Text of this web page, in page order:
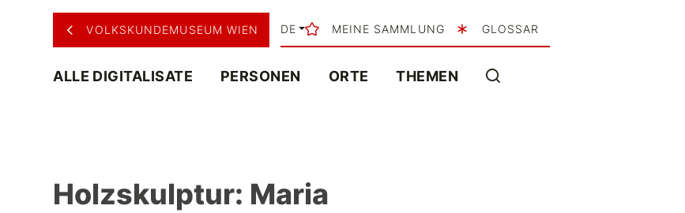
VOLKSKUNDEMUSEUM WIEN DE MEINE SAMMLUNG GLOSSAR
ALLE DIGITALISATE PERSONEN ORTE THEMEN
Holzskulptur: Maria